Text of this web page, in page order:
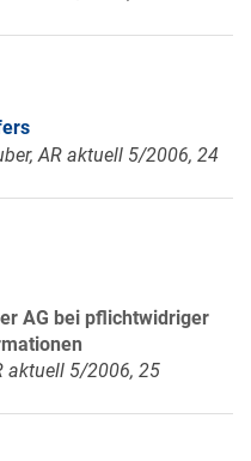
AR aktuell 5/2006, 24
AG bei pflichtwidriger
aktuell 5/2006, 25